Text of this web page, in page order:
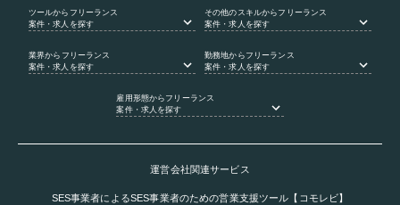
ツールからフリーランス
案件・求人を探す
その他のスキルからフリーランス
案件・求人を探す
業界からフリーランス
案件・求人を探す
勤務地からフリーランス
案件・求人を探す
雇用形態からフリーランス
案件・求人を探す
運営会社関連サービス
SES事業者によるSES事業者のための営業支援ツール【コモレビ】